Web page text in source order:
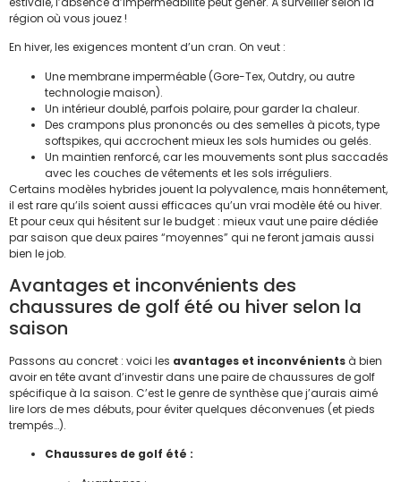
région où vous jouez !
En hiver, les exigences montent d’un cran. On veut :
Une membrane imperméable (Gore-Tex, Outdry, ou autre
technologie maison).
Un intérieur doublé, parfois polaire, pour garder la chaleur.
Des crampons plus prononcés ou des semelles à picots, type
softspikes, qui accrochent mieux les sols humides ou gelés.
Un maintien renforcé, car les mouvements sont plus saccadés
avec les couches de vêtements et les sols irréguliers.
Certains modèles hybrides jouent la polyvalence, mais honnêtement,
il est rare qu’ils soient aussi efficaces qu’un vrai modèle été ou hiver.
Et pour ceux qui hésitent sur le budget : mieux vaut une paire dédiée
par saison que deux paires “moyennes” qui ne feront jamais aussi
bien le job.
Avantages et inconvénients des
chaussures de golf été ou hiver selon la
saison
Passons au concret : voici les avantages et inconvénientsà bien
avoir en tête avant d’investir dans une paire de chaussures de golf
spécifique à la saison. C’est le genre de synthèse que j’aurais aimé
lire lors de mes débuts, pour éviter quelques déconvenues (et pieds
trempés…).
Chaussures de golf été :